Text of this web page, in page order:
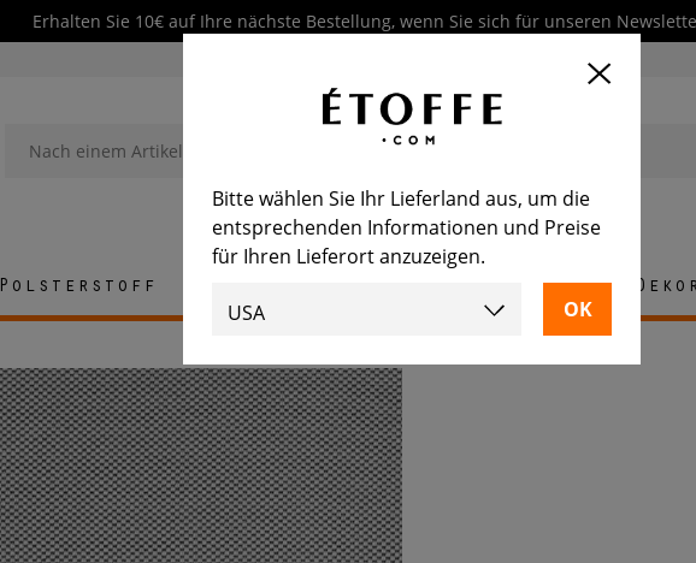
Erhalten Sie 10€ auf Ihre nächste Bestellung, wenn Sie sich für unseren
Polsterstoff Möbel
Bitte wählen Sie Ihr Lieferland aus, um die
entsprechenden Informationen und Preise
für Ihren Lieferort anzuzeigen.